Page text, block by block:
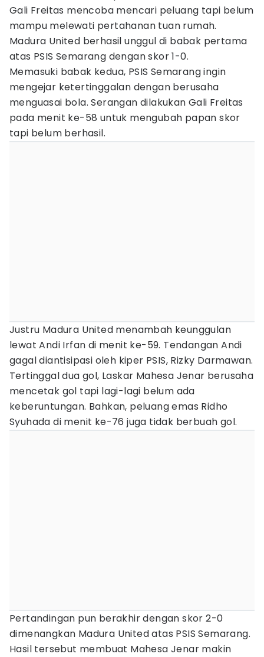
Gali Freitas mencoba mencari peluang tapi belum
mampu melewati pertahanan tuan rumah.
Madura United berhasil unggul di babak pertama
atas PSIS Semarang dengan skor 1-0.
Memasuki babak kedua, PSIS Semarang ingin
mengejar ketertinggalan dengan berusaha
menguasai bola. Serangan dilakukan Gali Freitas
pada menit ke-58 untuk mengubah papan skor
tapi belum berhasil.
Justru Madura United menambah keunggulan
lewat Andi Irfan di menit ke-59. Tendangan Andi
gagal diantisipasi oleh kiper PSIS, Rizky Darmawan.
Tertinggal dua gol, Laskar Mahesa Jenar berusaha
mencetak gol tapi lagi-lagi belum ada
keberuntungan. Bahkan, peluang emas Ridho
Syuhada di menit ke-76 juga tidak berbuah gol.
Pertandingan pun berakhir dengan skor 2-0
dimenangkan Madura United atas PSIS Semarang.
Hasil tersebut membuat Mahesa Jenar makin